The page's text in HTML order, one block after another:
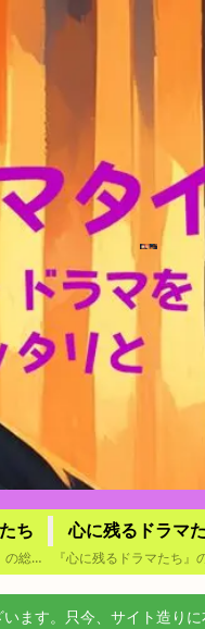
ち
『心に沁みる映画たち』の総合索引です。鑑賞方法（購入・映画館・試写会・レンタル・TV・番外編）ごとに分類されたカテゴリーから記事をたどれるほか、作品名による索引頁もご用意しています。気になる作品や観賞体験から、目的の記事を見付け易くまとめています。
心に残るドラマ
ます。只今、サイト造り